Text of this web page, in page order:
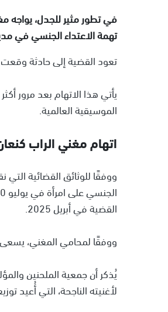
في تطور مثير للجدل، يواجه
تهمة الاعتداء الجنسي في
تعود القضية إلى حادثة وقعت في يوليو 2010، حيث تتهم امرأة
الموسيقية العالمية.
اتهام مغني الراب
ووفقًا للوثائق القضائية التي
القضية في أبريل 2025.
ووفقًا لمحامي المغني، يسعى
يُذكر أن جمعية الملحنين
لأغنيته الناجحة، التي أُعيد